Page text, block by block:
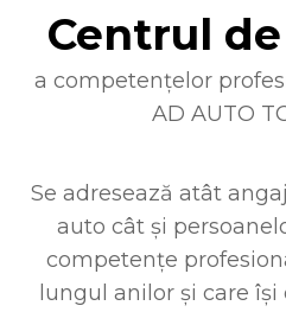
Centrul
a competențelor
AD AUTO
Se adresează atât
auto cât și
competențe
lungul anilor și care